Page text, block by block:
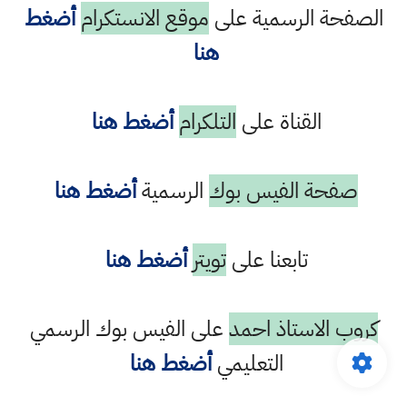
الصفحة الرسمية على موقع الانستكرام أضغط
هنا
القناة على التلكرام أضغط هنا
صفحة الفيس بوك الرسميةأضغط هنا
تابعنا علىتويتر أضغط هنا
كروب الاستاذ احمدعلى الفيس بوك الرسمي
التعليميأضغط هنا